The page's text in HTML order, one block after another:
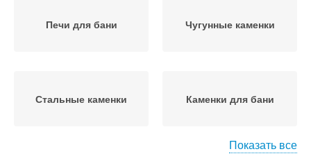
Печи для бани Чугунные каменки
Стальные каменки Каменки для бани
Показать все